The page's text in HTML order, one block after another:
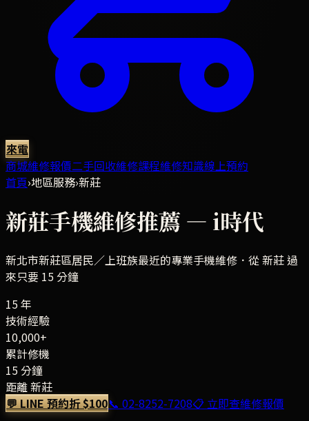
來電
商城維修報價二手回收維修課程維修知識線上預約
首頁›地區服務›新莊
新莊手機維修推薦 — i時代
新北市新莊區居民／上班族最近的專業手機維修． 從 新莊 過
來只要 15 分鐘
15 年
技術經驗
10,000+
累計修機
15 分鐘
距離 新莊
💬 LINE 預約折 $100📞 02-8252-7208📋 立即查維修報價